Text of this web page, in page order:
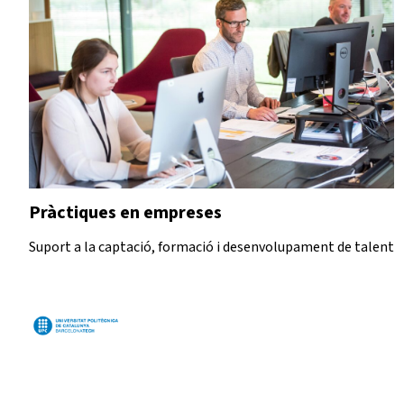
Pràctiques en empreses
Suport a la captació, formació i desenvolupament de talent